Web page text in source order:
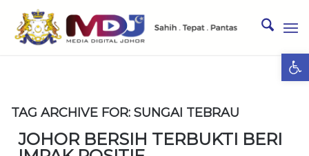
TAG ARCHIVE FOR: SUNGAI TEBRAU
JOHOR BERSIH TERBUKTI BERI